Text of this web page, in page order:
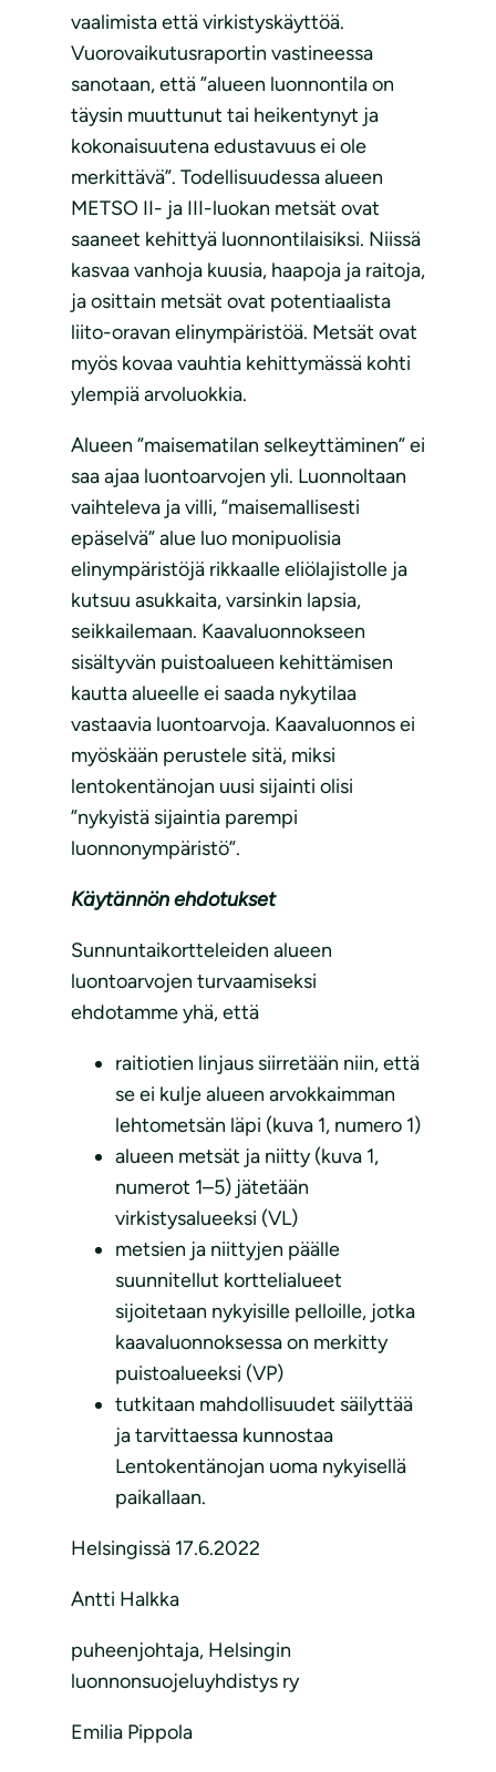
vaalimista että virkistyskäyttöä.
Vuorovaikutusraportin vastineessa
sanotaan, että ”alueen luonnontila on
täysin muuttunut tai heikentynyt ja
kokonaisuutena edustavuus ei ole
merkittävä”. Todellisuudessa alueen
METSO II- ja III-luokan metsät ovat
saaneet kehittyä luonnontilaisiksi. Niissä
kasvaa vanhoja kuusia, haapoja ja raitoja,
ja osittain metsät ovat potentiaalista
liito-oravan elinympäristöä. Metsät ovat
myös kovaa vauhtia kehittymässä kohti
ylempiä arvoluokkia.
Alueen ”maisematilan selkeyttäminen” ei
saa ajaa luontoarvojen yli. Luonnoltaan
vaihteleva ja villi, ”maisemallisesti
epäselvä” alue luo monipuolisia
elinympäristöjä rikkaalle eliölajistolle ja
kutsuu asukkaita, varsinkin lapsia,
seikkailemaan. Kaavaluonnokseen
sisältyvän puistoalueen kehittämisen
kautta alueelle ei saada nykytilaa
vastaavia luontoarvoja. Kaavaluonnos ei
myöskään perustele sitä, miksi
lentokentänojan uusi sijainti olisi
”nykyistä sijaintia parempi
luonnonympäristö”.
Käytännön ehdotukset
Sunnuntaikortteleiden alueen
luontoarvojen turvaamiseksi
ehdotamme yhä, että
raitiotien linjaus siirretään niin, että
se ei kulje alueen arvokkaimman
lehtometsän läpi (kuva 1, numero 1)
alueen metsät ja niitty (kuva 1,
numerot 1–5) jätetään
virkistysalueeksi (VL)
metsien ja niittyjen päälle
suunnitellut korttelialueet
sijoitetaan nykyisille pelloille, jotka
kaavaluonnoksessa on merkitty
puistoalueeksi (VP)
tutkitaan mahdollisuudet säilyttää
ja tarvittaessa kunnostaa
Lentokentänojan uoma nykyisellä
paikallaan.
Helsingissä 17.6.2022
Antti Halkka
puheenjohtaja, Helsingin
luonnonsuojeluyhdistys ry
Emilia Pippola